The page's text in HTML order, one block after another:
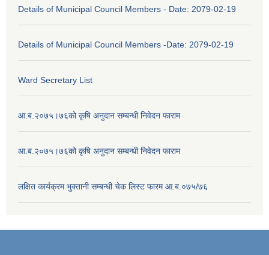
Details of Municipal Council Members - Date: 2079-02-19
Details of Municipal Council Members -Date: 2079-02-19
Ward Secretary List
आ.ब.२०७५।७६को कृषि अनुदान सम्बन्धी निवेदन फाराम
आ.ब.२०७५।७६को कृषि अनुदान सम्बन्धी निवेदन फाराम
लक्षित कार्यक्रम भुक्तानी सम्बन्धी चेक लिस्ट फारम आ.ब.०७५/७६